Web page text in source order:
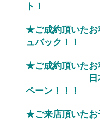
ト！
★ご成約頂いたお
ュバック！！
★ご成約頂いたお
日本一の
ペーン！！！
★ご来店頂いたお